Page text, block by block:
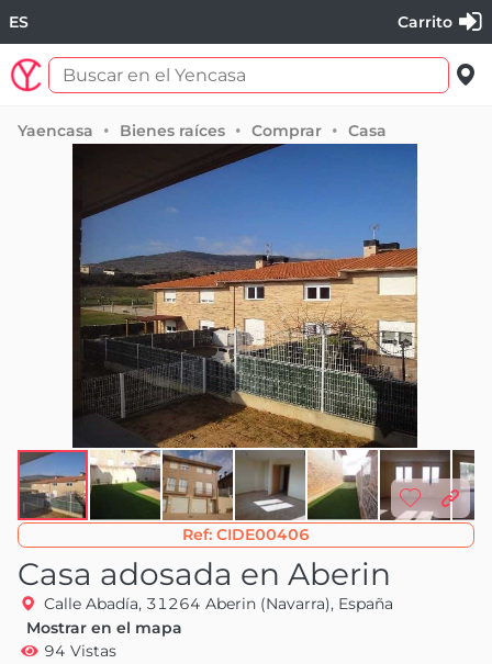
ES Carrito
Yaencasa Bienes raíces Comprar Casa
Ref: CIDE00406
Casa adosada en Aberin
Calle Abadía, 31264 Aberin (Navarra), España
Mostrar en el mapa
94 Vistas